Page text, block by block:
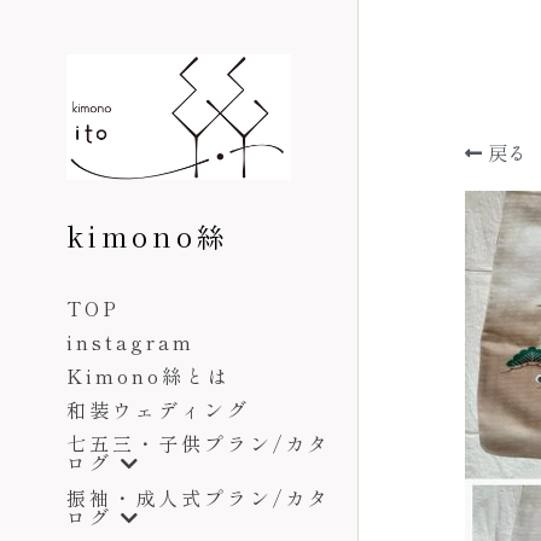
kimono絲
TOP
Kimono絲とは
和装ウェディング
ログ
振袖・成人式プラン/カタ
ログ
訪問着・留袖プラン/カタ
ログ
卒業袴プラン/カタログ
料金表
戻る